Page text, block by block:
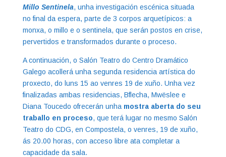
Millo Sentinela, unha investigación escénica situada
no final da espera, parte de 3 corpos arquetípicos: a
monxa, o millo e o sentinela, que serán postos en crise,
pervertidos e transformados durante o proceso.
A continuación, o Salón Teatro do Centro Dramático
Galego acollerá unha segunda residencia artística do
proxecto, do luns 15 ao venres 19 de xuño. Unha vez
finalizadas ambas residencias, Bflecha, Mwëslee e
Diana Toucedo ofrecerán unha mostra aberta do seu
traballo en proceso, que terá lugar no mesmo Salón
Teatro do CDG, en Compostela, o venres, 19 de xuño,
ás 20.00 horas, con acceso libre ata completar a
capacidade da sala.